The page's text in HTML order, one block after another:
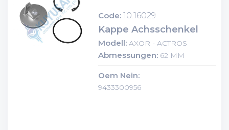
Code: 10.16029
Kappe Achsschenkel
Modell: AXOR - ACTROS
Abmessungen: 62 MM
Oem Nein:
9433300956